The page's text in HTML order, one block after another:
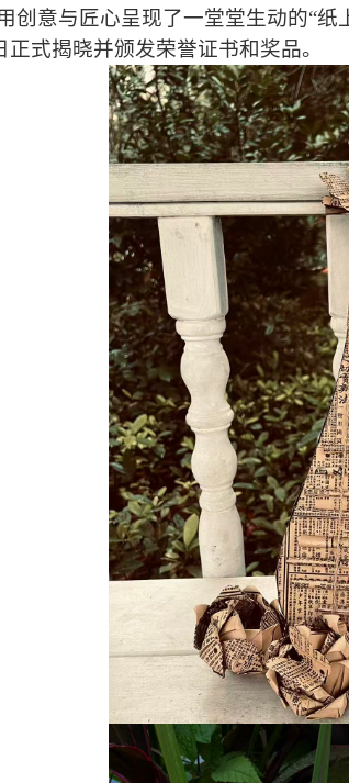
创意与匠心呈现了一堂堂生动的“
正式揭晓并颁发荣誉证书和奖品。